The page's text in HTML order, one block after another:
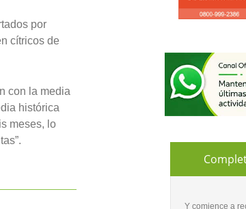
por
cítricos de
con la media
histórica
meses, lo